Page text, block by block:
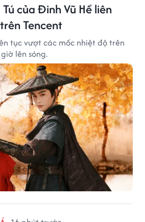
của Đinh Vũ Hề liên
Tencent
tục vượt các mốc nhiệt độ trên
lên sóng.